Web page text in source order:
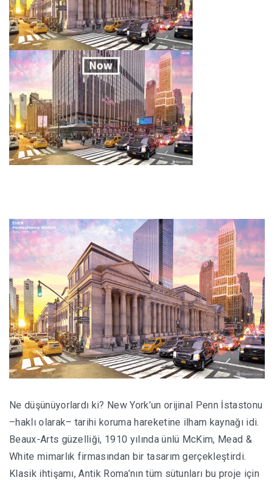
Ne düşünüyorlardı ki? New York’un orijinal Penn İstastonu
–haklı olarak– tarihi koruma hareketine ilham kaynağı idi.
Beaux-Arts güzelliği, 1910 yılında ünlü McKim, Mead &
White mimarlık firmasından bir tasarım gerçekleştirdi.
Klasik ihtişamı, Antik Roma’nın tüm sütunları bu proje için